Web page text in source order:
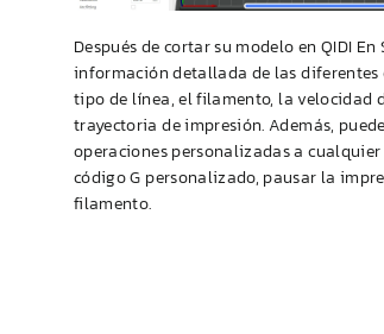
Después de cortar su modelo en QIDI En
información detallada de las diferentes
tipo de línea, el filamento, la velocidad
trayectoria de impresión. Además,
operaciones personalizadas a cualquier
código G personalizado, pausar la
filamento.